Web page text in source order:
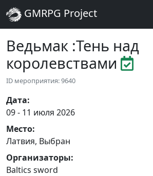
GMRPG Project
Ведьмак :Тень над
королевствами
ID мероприятия: 9640
Дата:
09 - 11 июля 2026
Место:
Латвия, Выбран
Организаторы:
Baltics sword